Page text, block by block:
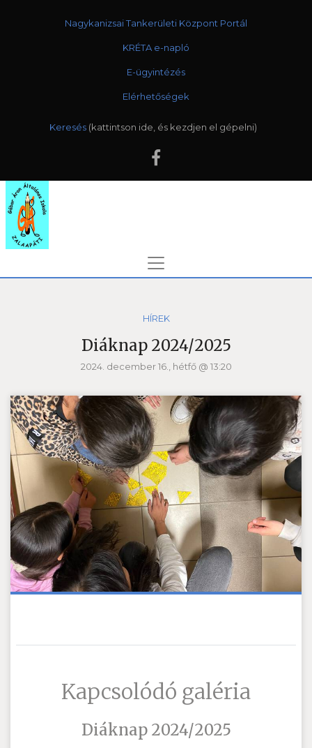
Nagykanizsai Tankerületi Központ Portál
KRÉTA e-napló
E-ügyintézés
Elérhetőségek
Keresés
HÍREK
Diáknap 2024/2025
2024. december 16., hétfő @ 13:20
Kapcsolódó galéria
Diáknap 2024/2025